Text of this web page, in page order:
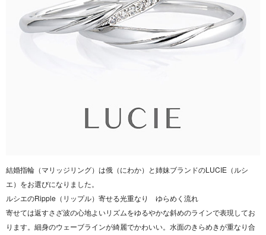
結婚指輪（マリッジリング）は俄（にわか）と姉妹ブランドのLUCIE（ルシ
エ）をお選びになりました。
ルシエのRipple（リップル）寄せる光重なり ゆらめく流れ
寄せては返すさざ波の心地よいリズムをゆるやかな斜めのラインで表現してお
ります。細身のウェーブラインが綺麗でかわいい。水面のきらめきが重なり合